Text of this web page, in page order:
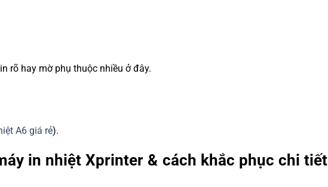
rõ hay mờ phụ thuộc nhiều ở đây.
A6 giá rẻ).
in nhiệt Xprinter & cách khắc phục chi tiết